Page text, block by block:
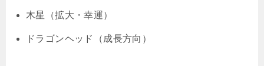
木星（拡大・幸運）
ドラゴンヘッド（成長方向）